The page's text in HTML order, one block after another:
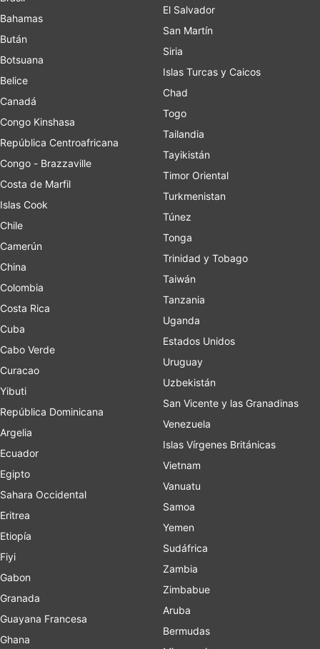
Bahamas
Bután
Botsuana
Belice
Canadá
Congo Kinshasa
República Centroafricana
Congo - Brazzaville
Costa de Marfil
Islas Cook
Chile
Camerún
China
Colombia
Costa Rica
Cuba
Cabo Verde
Curacao
Yibuti
República Dominicana
Argelia
Ecuador
Egipto
Sahara Occidental
Eritrea
Etiopía
Fiyi
Gabon
Granada
Guayana Francesa
Ghana
El Salvador
San Martín
Siria
Islas Turcas y Caicos
Chad
Togo
Tailandia
Tayikistán
Timor Oriental
Turkmenistan
Túnez
Tonga
Trinidad y Tobago
Taiwán
Tanzania
Uganda
Estados Unidos
Uruguay
Uzbekistán
San Vicente y las Granadinas
Venezuela
Islas Vírgenes Británicas
Vietnam
Vanuatu
Samoa
Yemen
Sudáfrica
Zambia
Zimbabue
Aruba
Bermudas